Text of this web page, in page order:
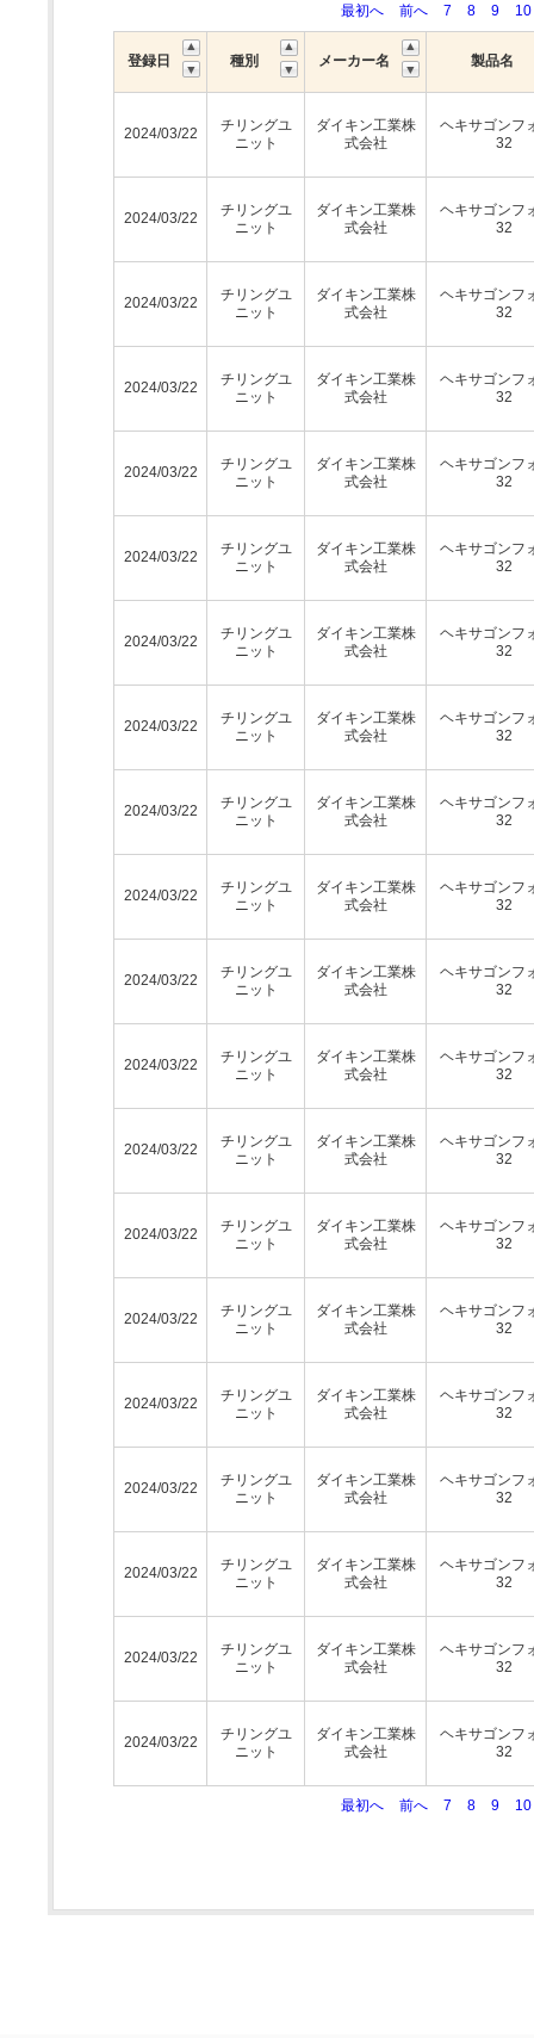
最初へ
前へ 7 8 9 10
登録日 種別 メーカー名 製品名
2024/03/22
チリングユ
ニット
ダイキン工業株
式会社
ヘキサゴンフ
32
2024/03/22
チリングユ
ニット
ダイキン工業株
式会社
ヘキサゴンフ
32
2024/03/22
チリングユ
ニット
ダイキン工業株
式会社
ヘキサゴンフ
32
2024/03/22
チリングユ
ニット
ダイキン工業株
式会社
ヘキサゴンフ
32
2024/03/22
チリングユ
ニット
ダイキン工業株
式会社
ヘキサゴンフ
32
2024/03/22
チリングユ
ニット
ダイキン工業株
式会社
ヘキサゴンフ
32
2024/03/22
チリングユ
ニット
ダイキン工業株
式会社
ヘキサゴンフ
32
2024/03/22
チリングユ
ニット
ダイキン工業株
式会社
ヘキサゴンフ
32
2024/03/22
チリングユ
ニット
ダイキン工業株
式会社
ヘキサゴンフ
32
2024/03/22
チリングユ
ニット
ダイキン工業株
式会社
ヘキサゴンフ
32
2024/03/22
チリングユ
ニット
ダイキン工業株
式会社
ヘキサゴンフ
32
2024/03/22
チリングユ
ニット
ダイキン工業株
式会社
ヘキサゴンフ
32
2024/03/22
チリングユ
ニット
ダイキン工業株
式会社
ヘキサゴンフ
32
2024/03/22
チリングユ
ニット
ダイキン工業株
式会社
ヘキサゴンフ
32
2024/03/22
チリングユ
ニット
ダイキン工業株
式会社
ヘキサゴンフ
32
2024/03/22
チリングユ
ニット
ダイキン工業株
式会社
ヘキサゴンフ
32
2024/03/22
チリングユ
ニット
ダイキン工業株
式会社
ヘキサゴンフ
32
2024/03/22
チリングユ
ニット
ダイキン工業株
式会社
ヘキサゴンフ
32
2024/03/22
チリングユ
ニット
ダイキン工業株
式会社
ヘキサゴンフ
32
2024/03/22
チリングユ
ニット
ダイキン工業株
式会社
ヘキサゴンフ
32
最初へ 前へ 7 8 9 10